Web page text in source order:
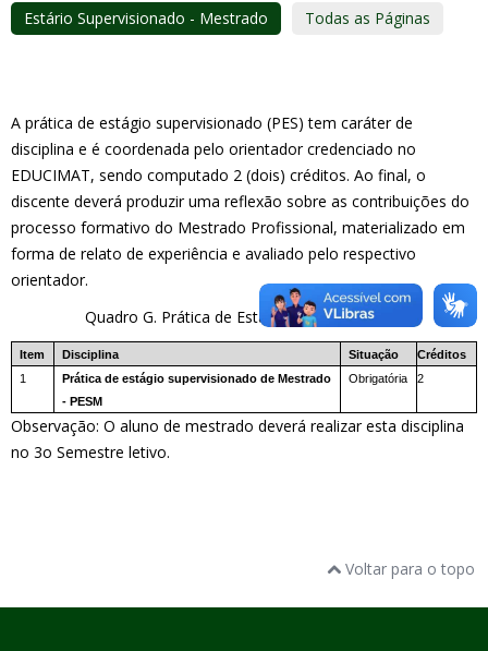
Estário Supervisionado - Mestrado Todas as Páginas
A prática de estágio supervisionado (PES) tem caráter de
disciplina e é coordenada pelo orientador credenciado no
EDUCIMAT, sendo computado 2 (dois) créditos. Ao final, o
discente deverá produzir uma reflexão sobre as contribuições do
processo formativo do Mestrado Profissional, materializado em
forma de relato de experiência e avaliado pelo respectivo
orientador.
Quadro G. Prática de Estágio Supervisionado.
Item Disciplina Situação
Créditos
1
Prática de estágio supervisionado de Mestrado
- PESM
Obrigatória 2
Observação: O aluno de mestrado deverá realizar esta disciplina
no 3o Semestre letivo.
Voltar para o topo